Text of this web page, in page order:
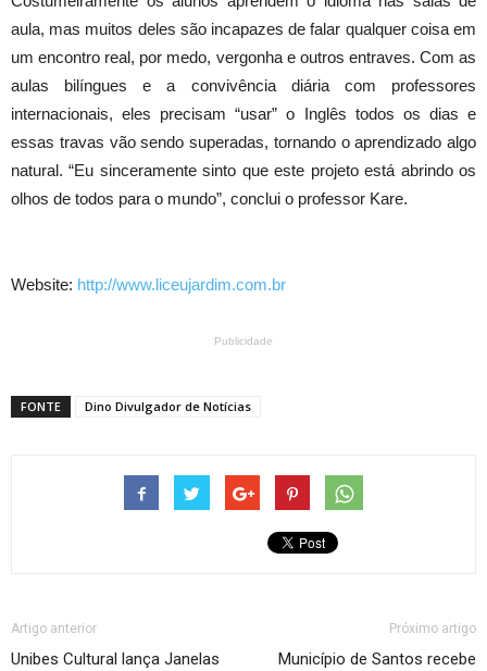
aula, mas muitos deles são incapazes de falar qualquer coisa em
um encontro real, por medo, vergonha e outros entraves. Com as
aulas bilíngues e a convivência diária com professores
internacionais, eles precisam “usar” o Inglês todos os dias e
essas travas vão sendo superadas, tornando o aprendizado algo
natural. “Eu sinceramente sinto que este projeto está abrindo os
olhos de todos para o mundo”, conclui o professor Kare.
Website: http://www.liceujardim.com.br
Publicidade
FONTE Dino Divulgador de Notícias
Artigo anterior
Unibes Cultural lança Janelas
Próximo artigo
Município de Santos recebe